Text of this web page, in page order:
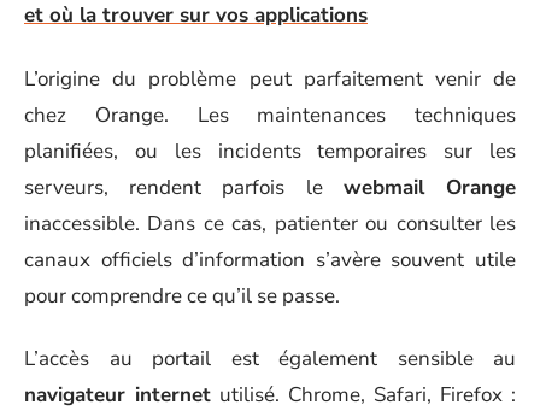
et où la trouver sur vos applications
L’origine du problème peut parfaitement venir de
chez Orange. Les maintenances techniques
planifiées, ou les incidents temporaires sur les
serveurs, rendent parfois le webmail Orange
inaccessible. Dans ce cas, patienter ou consulter les
canaux officiels d’information s’avère souvent utile
pour comprendre ce qu’il se passe.
L’accès au portail est également sensible au
navigateur internet utilisé. Chrome, Safari, Firefox :